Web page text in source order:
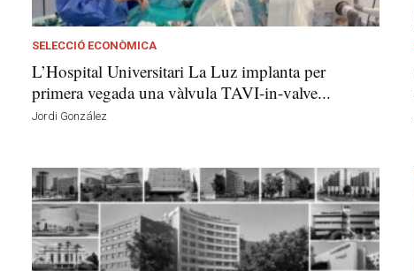
SELECCIÓ ECONÒMICA
L’Hospital Universitari La Luz implanta per
primera vegada una vàlvula TAVI-in-valve...
Jordi González